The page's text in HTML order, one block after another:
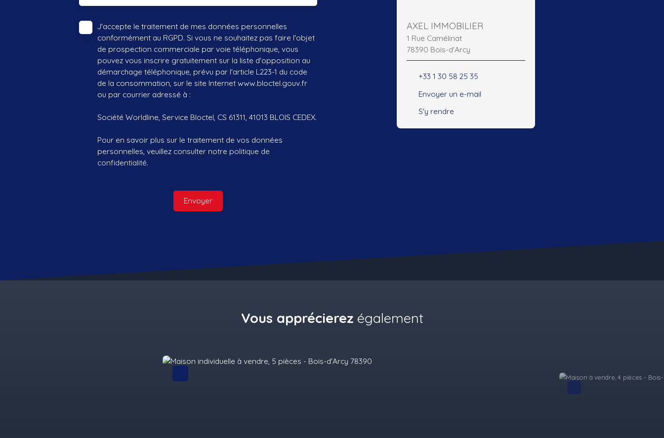
J'accepte le traitement de mes données personnelles
conformément au RGPD. Si vous ne souhaitez pas faire l'objet
de prospection commerciale par voie téléphonique, vous
pouvez vous inscrire gratuitement sur la liste d'opposition au
démarchage téléphonique, prévu par l'article L223-1 du code
de la consommation, sur le site Internet www.bloctel.gouv.fr
ou par courrier adressé à :
Société Worldline, Service Bloctel, CS 61311, 41013 BLOIS CEDEX.
Pour en savoir plus sur le traitement de vos données
personnelles, veuillez consulter notre politique de
confidentialité.
Envoyer
AXEL IMMOBILIER
1 Rue Camélinat
78390 Bois-d'Arcy
+33 1 30 58 25 35
Envoyer un e-mail
S'y rendre
Vous apprécierez également